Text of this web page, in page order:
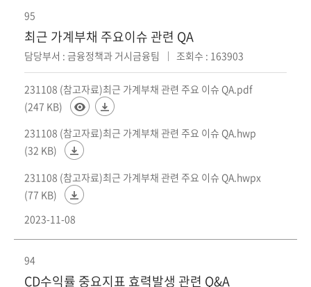
적
위
95
최근 가계부채 주요이슈 관련 QA
담당부서 : 금융정책과 거시금융팀 조회수 : 163903
231108 (참고자료)최근 가계부채 관련 주요 이슈 QA.pdf
(247 KB)
231108 (참고자료)최근 가계부채 관련 주요 이슈 QA.hwp
(32 KB)
231108 (참고자료)최근 가계부채 관련 주요 이슈 QA.hwpx
(77 KB)
2023-11-08
94
CD수익률 중요지표 효력발생 관련 Q&A